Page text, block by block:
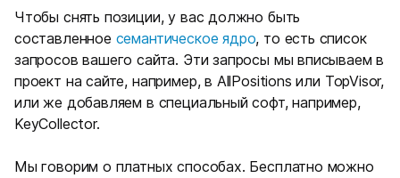
Чтобы снять позиции, у вас должно быть
составленное семантическое ядро, то есть список
запросов вашего сайта. Эти запросы мы вписываем в
проект на сайте, например, в AllPositions или TopVisor,
или же добавляем в специальный софт, например,
KeyCollector.
Мы говорим о платных способах. Бесплатно можно